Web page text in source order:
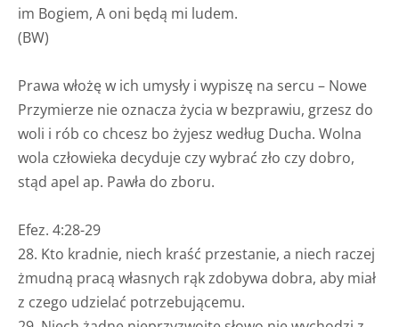
im Bogiem, A oni będą mi ludem.
(BW)
Prawa włożę w ich umysły i wypiszę na sercu – Nowe
Przymierze nie oznacza życia w bezprawiu, grzesz do
woli i rób co chcesz bo żyjesz według Ducha. Wolna
wola człowieka decyduje czy wybrać zło czy dobro,
stąd apel ap. Pawła do zboru.
Efez. 4:28-29
28. Kto kradnie, niech kraść przestanie, a niech raczej
żmudną pracą własnych rąk zdobywa dobra, aby miał
z czego udzielać potrzebującemu.